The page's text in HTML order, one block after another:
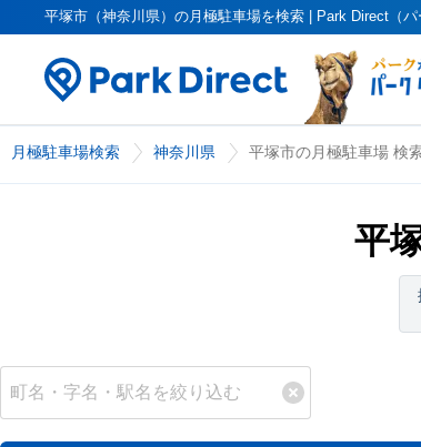
平塚市（神奈川県）の月極駐車場を検索 | Park Direct（パ
月極駐車場検索 神奈川県 平塚市の月極駐車場 検
平